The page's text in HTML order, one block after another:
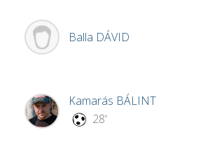
Balla DÁVID
Kamarás BÁLINT
28'